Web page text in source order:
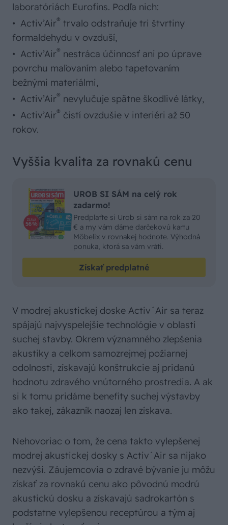
laboratóriách Eurofins. Podľa nich:
• Activ’Air® trvalo odstraňuje tri štvrtiny
formaldehydu v ovzduší,
• Activ’Air® nestráca účinnosť ani po úprave
povrchu maľovaním alebo tapetovaním
bežnými materiálmi,
• Activ’Air® nevylučuje spätne škodlivé látky,
• Activ’Air® čistí ovzdušie v interiéri až 50
rokov.
Vyššia kvalita za rovnakú cenu
UROB SI SÁM na celý rok
zadarmo!
Predplaťte si Urob si sám na rok za 20
€ a my vám dáme darčekovú kartu
Möbelix v rovnakej hodnote. Výhodná
ponuka, ktorá sa vám vráti.
Získať predplatné
V modrej akustickej doske Activ´Air sa teraz
spájajú najvyspelejšie technológie v oblasti
suchej stavby. Okrem významného zlepšenia
akustiky a celkom samozrejmej požiarnej
odolnosti, získavajú konštrukcie aj pridanú
hodnotu zdravého vnútorného prostredia. A ak
si k tomu pridáme benefity suchej výstavby
ako takej, zákazník naozaj len získava.
Nehovoriac o tom, že cena takto vylepšenej
modrej akustickej dosky s Activ´Air sa nijako
nezvýši. Záujemcovia o zdravé bývanie ju môžu
získať za rovnakú cenu ako pôvodnú modrú
akustickú dosku a získavajú sadrokartón s
podstatne vylepšenou receptúrou a tým aj